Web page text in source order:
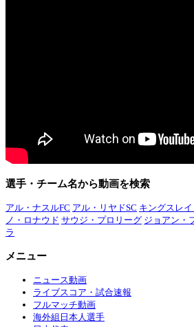
選手・チーム名から動画を検索
アル・ナスルFC アル・リヤドSC キングスレ
ノ・ロナウド サウジ・プロリーグ ジョアン・
ラ
メニュー
ニュース動画
ライブスコア・試合速報
フルマッチ動画
海外組日本人選手